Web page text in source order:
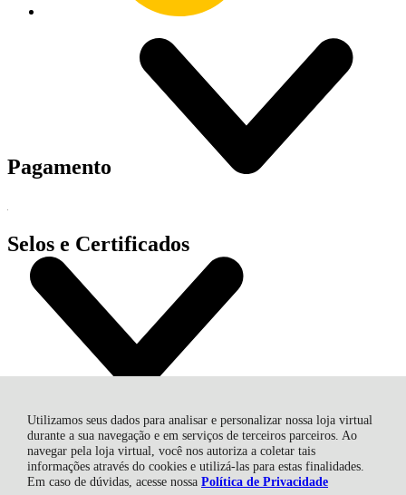
Utilizamos seus dados para analisar e personalizar nossa loja virtual
durante a sua navegação e em serviços de terceiros parceiros. Ao
navegar pela loja virtual, você nos autoriza a coletar tais
informações através do cookies e utilizá-las para estas finalidades.
Em caso de dúvidas, acesse nossa Política de Privacidade
Pagamento
Selos e Certificados
MAURICIO MAGNE ME, Avenida Sara Kubitscheck - 685 -
CNPJ: 23.509.902/0001-53 / CNPJ: 40.154.188/000147 - Centro -
12630-000 - Cachoeira Paulista - SP